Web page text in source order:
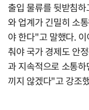
출입 물류를 뒷받침
와 업계가 긴밀히 소
야 한다"고 말했다.
춰야 국가 경제도 안
과 지속적으로 소통
끼지 않겠다"고 강조